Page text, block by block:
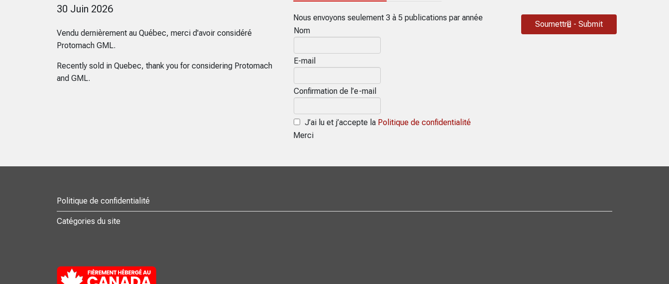
30 Juin 2026
Vendu dernièrement au Québec, merci d'avoir considéré
Protomach GML.
Recently sold in Quebec, thank you for considering Protomach
and GML.
Nous envoyons seulement 3 à 5 publications par année
Nom
E-mail
Confirmation de l’e-mail
J’ai lu et j’accepte la Politique de confidentialité
Soumettre - Submit
Merci
Politique de confidentialité
Catégories du site